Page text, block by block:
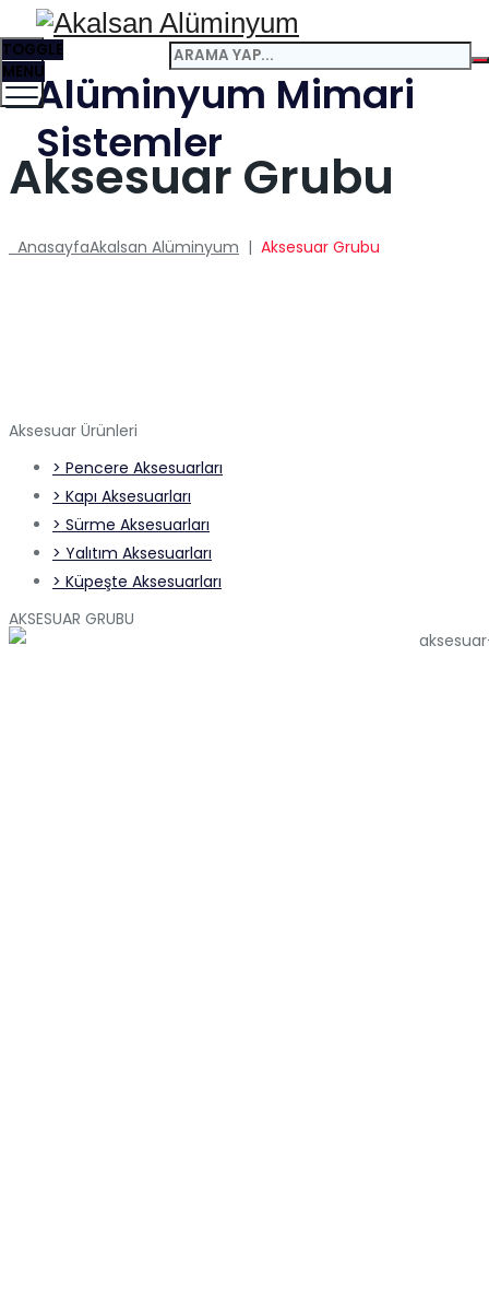
Alüminyum Mimari
Sistemler
TOGGLE
MENU
Aksesuar Grubu
AnasayfaAkalsan Alüminyum | Aksesuar Grubu
Aksesuar Ürünleri
> Pencere Aksesuarları
> Kapı Aksesuarları
> Sürme Aksesuarları
> Yalıtım Aksesuarları
> Küpeşte Aksesuarları
AKSESUAR GRUBU